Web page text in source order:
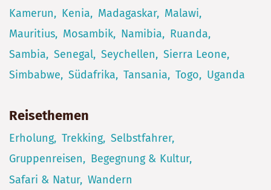
Kamerun
Kenia Madagaskar
Malawi
Mauritius
Mosambik Namibia
Ruanda
Sambia
Senegal Seychellen
Sierra Leone
Simbabwe
Südafrika Tansania Togo Uganda
Reisethemen
Erholung Trekking Selbstfahrer
Gruppenreisen
Begegnung & Kultur
Safari & Natur Wandern